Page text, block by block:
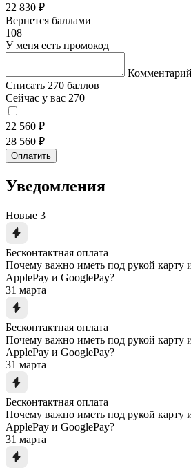
22 830 ₽
Вернется баллами
108
У меня есть промокод
Комментарий
Списать 270 баллов
Сейчас у вас 270
22 560 ₽
28 560 ₽
Оплатить
Уведомления
Новые 3
Бесконтактная оплата
Почему важно иметь под рукой карту
ApplePay и GooglePay?
31 марта
Бесконтактная оплата
Почему важно иметь под рукой карту
ApplePay и GooglePay?
31 марта
Бесконтактная оплата
Почему важно иметь под рукой карту
ApplePay и GooglePay?
31 марта